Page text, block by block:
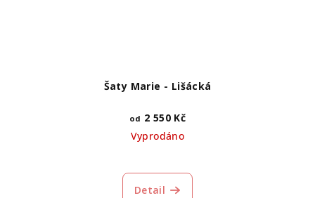
Šaty Marie - Lišácká
od 2 550 Kč
Vyprodáno
Detail